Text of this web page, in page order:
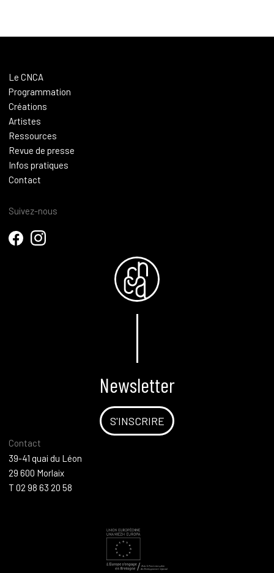
Le CNCA
Programmation
Créations
Artistes
Ressources
Revue de presse
Infos pratiques
Contact
Suivez-nous
Newsletter
S'INSCRIRE
Contact
39-41 quai du Léon
29 600 Morlaix
T 02 98 63 20 58